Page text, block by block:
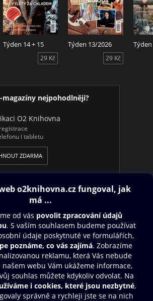
Týden 14 + 15
29 Kč
Týden 13/2026
29 Kč
magazíny nejpohodlněji?
O2 Knihovna
i tabletu
ZDARMA
a.s.